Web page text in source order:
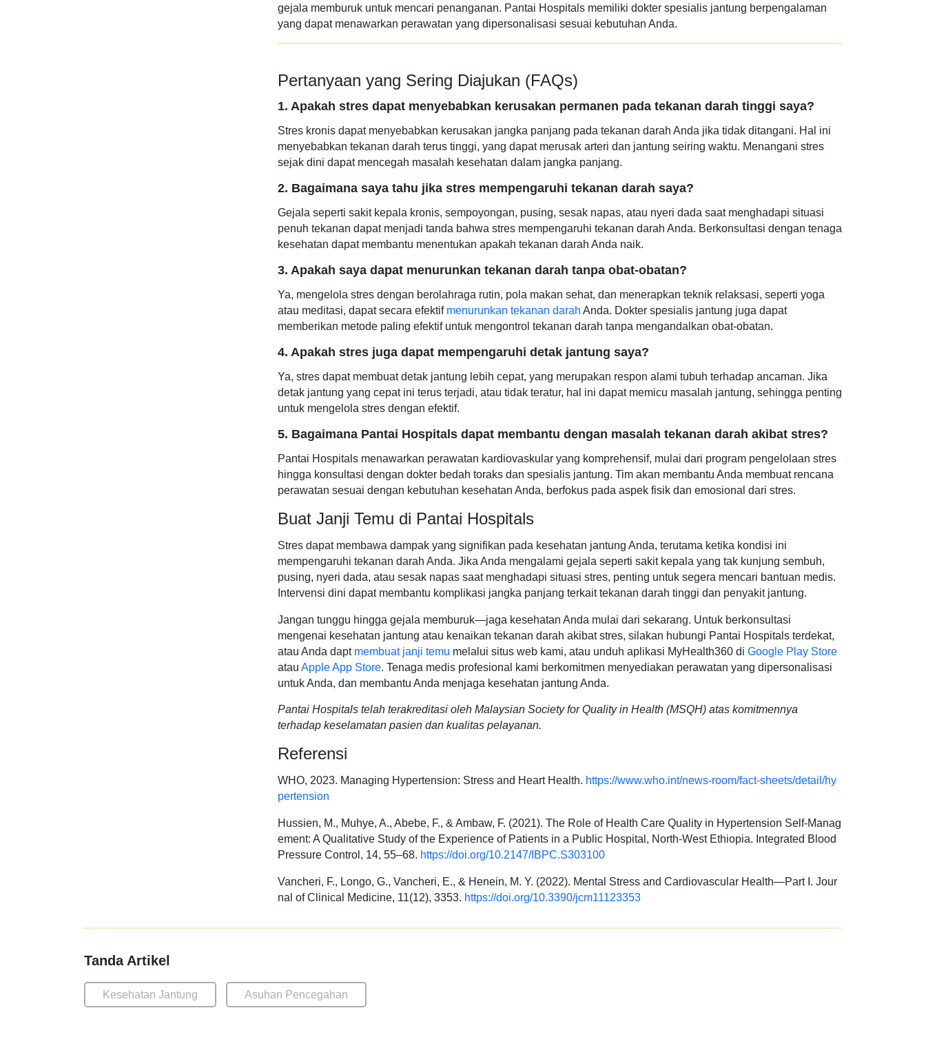
gejala memburuk untuk mencari penanganan. Pantai Hospitals memiliki dokter spesialis jantung berpengalaman
yang dapat menawarkan perawatan yang dipersonalisasi sesuai kebutuhan Anda.
Pertanyaan yang Sering Diajukan (FAQs)
1. Apakah stres dapat menyebabkan kerusakan permanen pada tekanan darah tinggi saya?
Stres kronis dapat menyebabkan kerusakan jangka panjang pada tekanan darah Anda jika tidak ditangani. Hal ini
menyebabkan tekanan darah terus tinggi, yang dapat merusak arteri dan jantung seiring waktu. Menangani stres
sejak dini dapat mencegah masalah kesehatan dalam jangka panjang.
2. Bagaimana saya tahu jika stres mempengaruhi tekanan darah saya?
Gejala seperti sakit kepala kronis, sempoyongan, pusing, sesak napas, atau nyeri dada saat menghadapi situasi
penuh tekanan dapat menjadi tanda bahwa stres mempengaruhi tekanan darah Anda. Berkonsultasi dengan tenaga
kesehatan dapat membantu menentukan apakah tekanan darah Anda naik.
3. Apakah saya dapat menurunkan tekanan darah tanpa obat-obatan?
Ya, mengelola stres dengan berolahraga rutin, pola makan sehat, dan menerapkan teknik relaksasi, seperti yoga
atau meditasi, dapat secara efektif menurunkan tekanan darah Anda. Dokter spesialis jantung juga dapat
memberikan metode paling efektif untuk mengontrol tekanan darah tanpa mengandalkan obat-obatan.
4. Apakah stres juga dapat mempengaruhi detak jantung saya?
Ya, stres dapat membuat detak jantung lebih cepat, yang merupakan respon alami tubuh terhadap ancaman. Jika
detak jantung yang cepat ini terus terjadi, atau tidak teratur, hal ini dapat memicu masalah jantung, sehingga penting
untuk mengelola stres dengan efektif.
5. Bagaimana Pantai Hospitals dapat membantu dengan masalah tekanan darah akibat stres?
Pantai Hospitals menawarkan perawatan kardiovaskular yang komprehensif, mulai dari program pengelolaan stres
hingga konsultasi dengan dokter bedah toraks dan spesialis jantung. Tim akan membantu Anda membuat rencana
perawatan sesuai dengan kebutuhan kesehatan Anda, berfokus pada aspek fisik dan emosional dari stres.
Buat Janji Temu di Pantai Hospitals
Stres dapat membawa dampak yang signifikan pada kesehatan jantung Anda, terutama ketika kondisi ini
mempengaruhi tekanan darah Anda. Jika Anda mengalami gejala seperti sakit kepala yang tak kunjung sembuh,
pusing, nyeri dada, atau sesak napas saat menghadapi situasi stres, penting untuk segera mencari bantuan medis.
Intervensi dini dapat membantu komplikasi jangka panjang terkait tekanan darah tinggi dan penyakit jantung.
Jangan tunggu hingga gejala memburuk—jaga kesehatan Anda mulai dari sekarang. Untuk berkonsultasi
mengenai kesehatan jantung atau kenaikan tekanan darah akibat stres, silakan hubungi Pantai Hospitals terdekat,
atau Anda dapt membuat janji temu melalui situs web kami, atau unduh aplikasi MyHealth360 di Google Play Store
atau Apple App Store. Tenaga medis profesional kami berkomitmen menyediakan perawatan yang dipersonalisasi
untuk Anda, dan membantu Anda menjaga kesehatan jantung Anda.
Pantai Hospitals telah terakreditasi oleh Malaysian Society for Quality in Health (MSQH) atas komitmennya
terhadap keselamatan pasien dan kualitas pelayanan.
Referensi
WHO, 2023. Managing Hypertension: Stress and Heart Health. https://www.who.int/news-room/fact-sheets/detail/hy
pertension
Hussien, M., Muhye, A., Abebe, F., & Ambaw, F. (2021). The Role of Health Care Quality in Hypertension Self-Manag
ement: A Qualitative Study of the Experience of Patients in a Public Hospital, North-West Ethiopia. Integrated Blood
Pressure Control, 14, 55–68. https://doi.org/10.2147/IBPC.S303100
Vancheri, F., Longo, G., Vancheri, E., & Henein, M. Y. (2022). Mental Stress and Cardiovascular Health—Part I. Jour
nal of Clinical Medicine, 11(12), 3353. https://doi.org/10.3390/jcm11123353
Tanda Artikel
Kesehatan Jantung Asuhan Pencegahan